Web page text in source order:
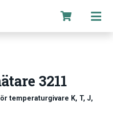
3211
temperaturgivare K, T, J,